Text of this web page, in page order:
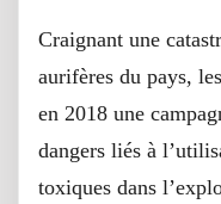
Craignant une
aurifères du pays,
en 2018 une
dangers liés à
toxiques dans